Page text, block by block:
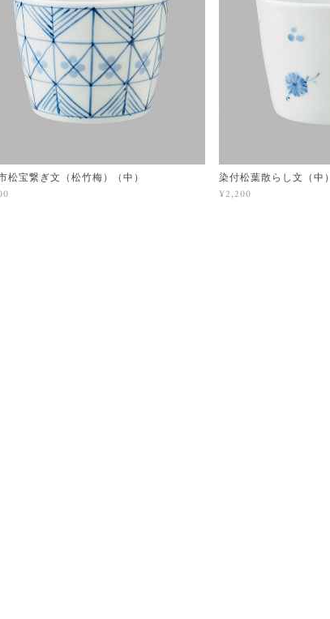
松宝繋ぎ文（松竹梅）（中）
染付松葉散らし文（中）
¥2,200